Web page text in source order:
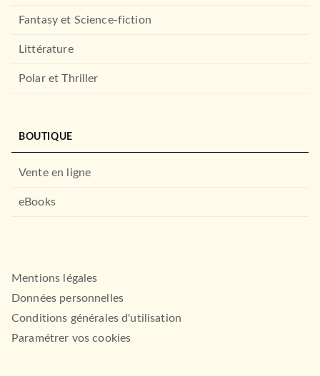
LAROUSSE
LAROUSSE
Denis Diderot
Fantasy et Science-fiction
Littérature
Polar et Thriller
BOUTIQUE
Vente en ligne
eBooks
Mentions légales
Données personnelles
Conditions générales d'utilisation
Paramétrer vos cookies